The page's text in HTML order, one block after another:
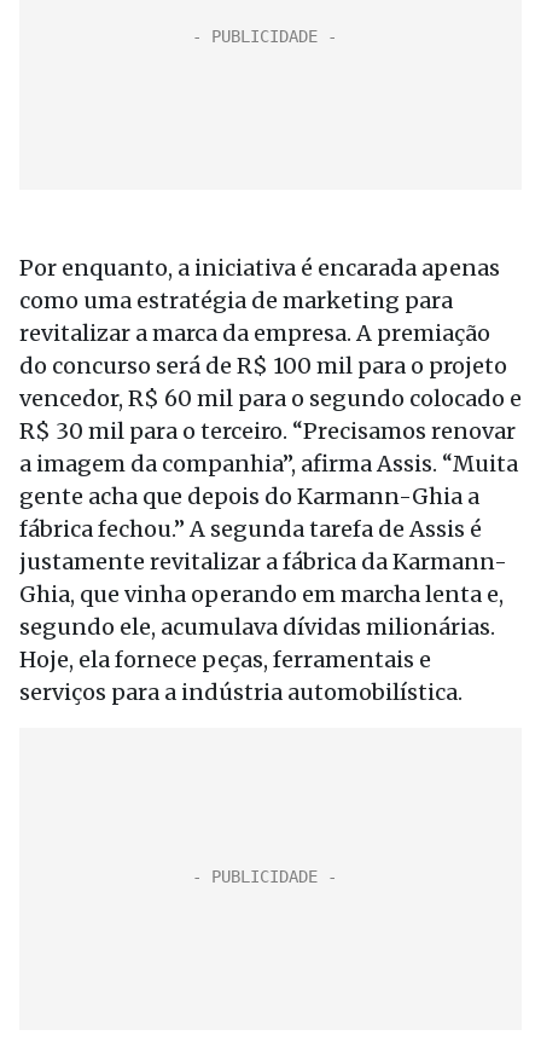
Por enquanto, a iniciativa é encarada apenas
como uma estratégia de marketing para
revitalizar a marca da empresa. A premiação
do concurso será de R$ 100 mil para o projeto
vencedor, R$ 60 mil para o segundo colocado e
R$ 30 mil para o terceiro. “Precisamos renovar
a imagem da companhia”, afirma Assis. “Muita
gente acha que depois do Karmann-Ghia a
fábrica fechou.” A segunda tarefa de Assis é
justamente revitalizar a fábrica da Karmann-
Ghia, que vinha operando em marcha lenta e,
segundo ele, acumulava dívidas milionárias.
Hoje, ela fornece peças, ferramentais e
serviços para a indústria automobilística.